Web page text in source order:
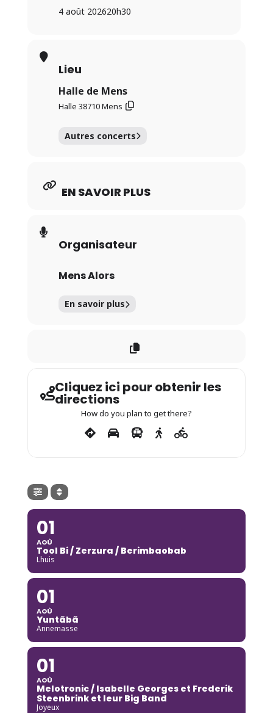
4 août 202620h30
Lieu
Halle de Mens
Halle 38710 Mens
Autres concerts
EN SAVOIR PLUS
Organisateur
Mens Alors
En savoir plus
Cliquez ici pour obtenir les
directions
How do you plan to get there?
01
AOÛ
Tool Bi / Zerzura / Berimbaobab
Lhuis
01
AOÛ
Yuntãbã
Annemasse
01
AOÛ
Melotronic / Isabelle Georges et Frederik
Steenbrink et leur Big Band
Joyeux